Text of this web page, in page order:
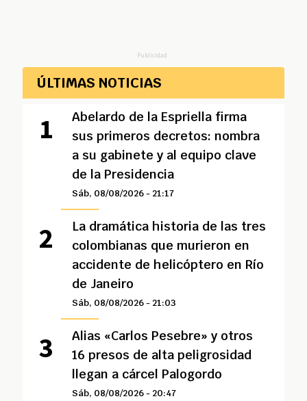
Publicidad
ÚLTIMAS NOTICIAS
Abelardo de la Espriella firma
sus primeros decretos: nombra
a su gabinete y al equipo clave
de la Presidencia
Sáb, 08/08/2026 - 21:17
La dramática historia de las tres
colombianas que murieron en
accidente de helicóptero en Río
de Janeiro
Sáb, 08/08/2026 - 21:03
Alias «Carlos Pesebre» y otros
16 presos de alta peligrosidad
llegan a cárcel Palogordo
Sáb, 08/08/2026 - 20:47